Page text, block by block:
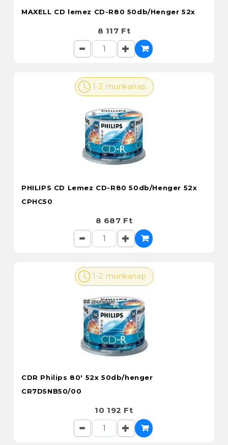
MAXELL CD lemez CD-R80 50db/Henger 52x
8 117 Ft
1-2 munkanap
PHILIPS CD Lemez CD-R80 50db/Henger 52x
CPHC50
8 687 Ft
1-2 munkanap
CDR Philips 80' 52x 50db/henger
CR7D5NB50/00
10 192 Ft